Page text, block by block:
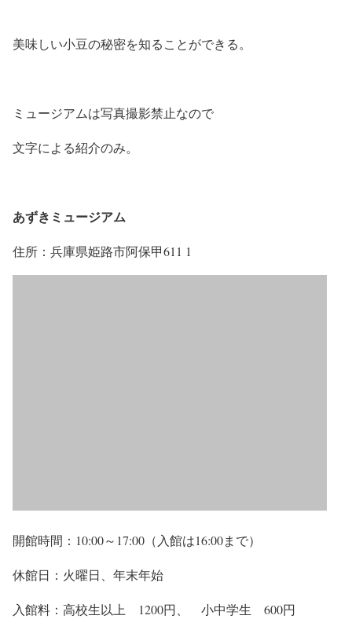
美味しい小豆の秘密を知ることができる。
ミュージアムは写真撮影禁止なので
文字による紹介のみ。
あずきミュージアム
住所：兵庫県姫路市阿保甲611 1
開館時間：10:00～17:00（入館は16:00まで）
休館日：火曜日、年末年始
入館料：高校生以上 1200円、 小中学生 600円